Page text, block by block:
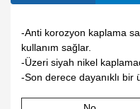
-Anti korozyon kaplama
kullanım sağlar.
-Üzeri siyah nikel
-Son derece dayanıklı bir